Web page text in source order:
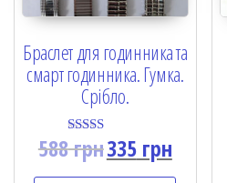
Браслет для годинника та
смарт годинника. Гумка.
Срібло.
Rated
5.00
588грн335грн